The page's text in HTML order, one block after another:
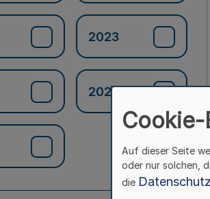
2023
2021
Cookie-
Auf dieser Seite
oder nur solchen,
die